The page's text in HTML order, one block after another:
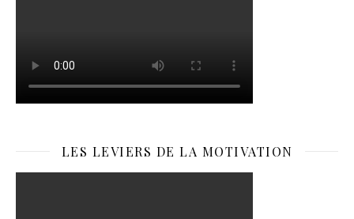
LES LEVIERS DE LA MOTIVATION